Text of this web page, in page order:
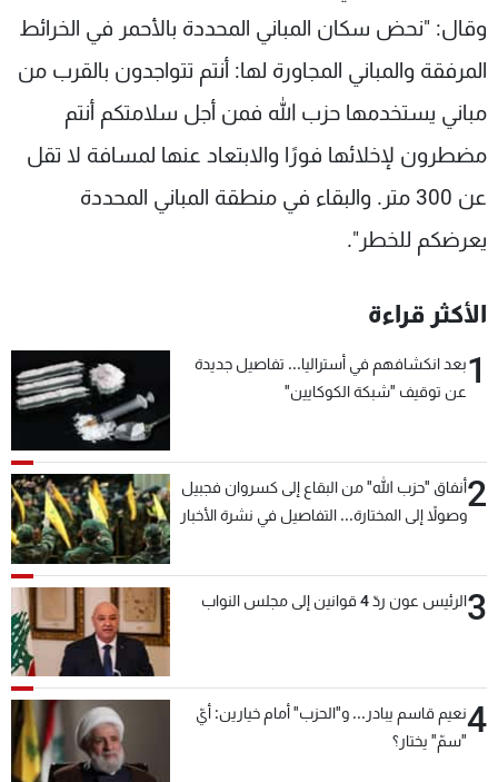
وقال: "نحض سكان المباني المحددة بالأحمر في الخرائط
المرفقة والمباني المجاورة لها: أنتم تتواجدون بالقرب من
مباني يستخدمها حزب الله فمن أجل سلامتكم أنتم
مضطرون لإخلائها فورًا والابتعاد عنها لمسافة لا تقل
عن 300 متر. والبقاء في منطقة المباني المحددة
يعرضكم للخطر".
الأكثر قراءة
1بعد انكشافهم في أستراليا... تفاصيل جديدة
عن توقيف "شبكة الكوكايين"
2أنفاق "حزب الله" من البقاع إلى كسروان فجبيل
وصولاً إلى المختارة... التفاصيل في نشرة الأخبار
3الرئيس عون ردّ 4 قوانين إلى مجلس النواب
4نعيم قاسم يبادر... و"الحزب" أمام خيارين: أيّ
"سمّ" يختار؟